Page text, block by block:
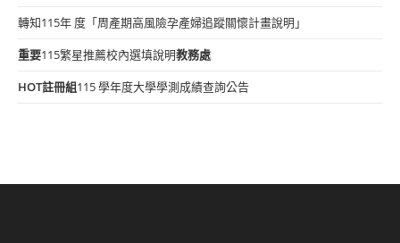
轉知115年 度「周產期高風險孕產婦追蹤關懷計畫說明」
重要115繁星推薦校內選填說明教務處
HOT註冊組115 學年度大學學測成績查詢公告